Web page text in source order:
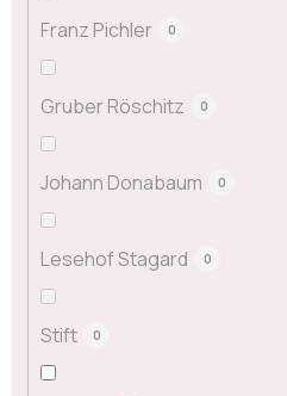
Franz Pichler 0
Gruber Röschitz 0
Johann Donabaum 0
Lesehof Stagard 0
Stift 0